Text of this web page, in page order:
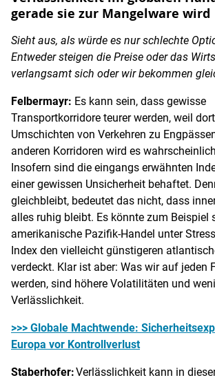
gerade sie zur Mangelware wird
Sieht aus, als würde es nur schlechte
Entweder steigen die Preise oder das
verlangsamt sich oder wir bekommen
Felbermayr: Es kann sein, dass gewisse
Transportkorridore teurer werden, weil
Umschichten von Verkehren zu
anderen Korridoren wird es
Insofern sind die eingangs erwähnten
einer gewissen Unsicherheit behaftet.
gleichbleibt, bedeutet das nicht, dass
alles ruhig bleibt. Es könnte zum Beispiel
amerikanische Pazifik-Handel unter
Index den vielleicht günstigeren
verdeckt. Klar ist aber: Was wir auf jeden
werden, sind höhere Volatilitäten und
Verlässlichkeit.
>>> Globale Machtwende:
Europa vor Kontrollverlust
Staberhofer:Verlässlichkeit kann in